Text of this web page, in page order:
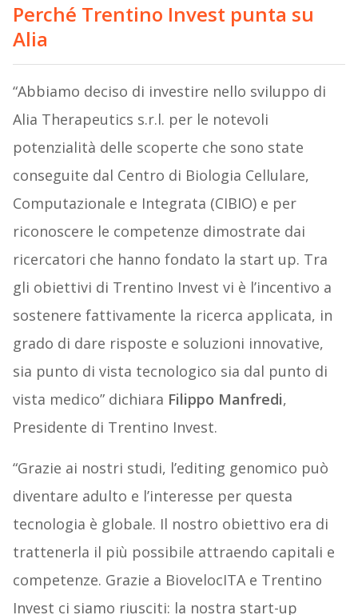
Perché Trentino Invest punta su
Alia
“Abbiamo deciso di investire nello sviluppo di
Alia Therapeutics s.r.l. per le notevoli
potenzialità delle scoperte che sono state
conseguite dal Centro di Biologia Cellulare,
Computazionale e Integrata (CIBIO) e per
riconoscere le competenze dimostrate dai
ricercatori che hanno fondato la start up. Tra
gli obiettivi di Trentino Invest vi è l’incentivo a
sostenere fattivamente la ricerca applicata, in
grado di dare risposte e soluzioni innovative,
sia punto di vista tecnologico sia dal punto di
vista medico” dichiara Filippo Manfredi,
Presidente di Trentino Invest.
“Grazie ai nostri studi, l’editing genomico può
diventare adulto e l’interesse per questa
tecnologia è globale. Il nostro obiettivo era di
trattenerla il più possibile attraendo capitali e
competenze. Grazie a BiovelocITA e Trentino
Invest ci siamo riusciti: la nostra start-up